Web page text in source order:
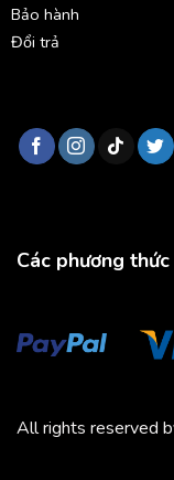
Bảo hành
Đổi trả
Các phương
All rights reserved